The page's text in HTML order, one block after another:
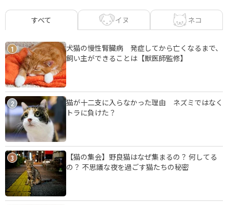
すべて イヌ ネコ
1
犬猫の慢性腎臓病 発症してから亡くなるまで、
飼い主ができることは【獣医師監修】
2
猫が十二支に入らなかった理由 ネズミではなく
トラに負けた？
3
【猫の集会】野良猫はなぜ集まるの？ 何してる
の？ 不思議な夜を過ごす猫たちの秘密